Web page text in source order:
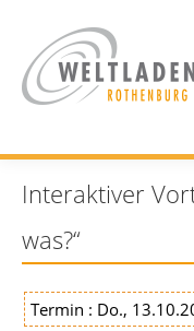
Interaktiver
was?“
Termin : Do.,